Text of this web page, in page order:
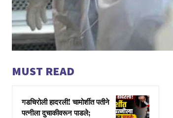
MUST READ
गडचिरोली हादरली! चामोर्शीत पतीने
पत्नीला दुचाकीवरून पाडले;